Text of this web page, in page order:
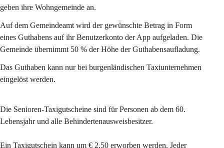
geben ihre Wohngemeinde an.
Auf dem Gemeindeamt wird der gewünschte Betrag in Form
eines Guthabens auf ihr Benutzerkonto der App aufgeladen. Die
Gemeinde übernimmt 50 % der Höhe der Guthabensaufladung.
Das Guthaben kann nur bei burgenländischen Taxiunternehmen
eingelöst werden.
Die Senioren-Taxigutscheine sind für Personen ab dem 60.
Lebensjahr und alle Behindertenausweisbesitzer.
Ein Taxigutschein kann um € 2,50 erworben werden. Jeder